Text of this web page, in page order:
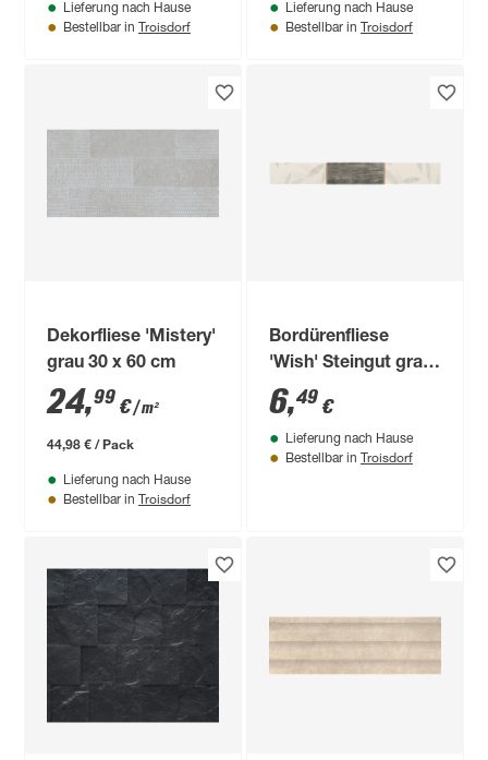
Lieferung nach Hause
Bestellbar in Troisdorf
Lieferung nach Hause
Bestellbar in Troisdorf
Dekorfliese 'Mistery'
grau 30 x 60 cm
24,99 €/ m²
44,98 € / Pack
Lieferung nach Hause
Bestellbar in Troisdorf
Bordürenfliese
'Wish' Steingut grau
5 x 40 cm
6,49 €
Lieferung nach Hause
Bestellbar in Troisdorf